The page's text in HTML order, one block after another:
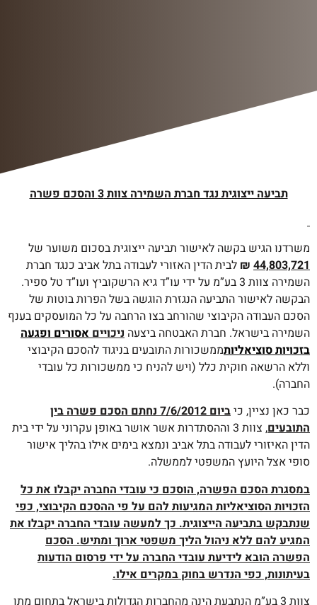
תביעה ייצוגית נגד חברת השמירה צוות 3 והסכם פשרה
משרדנו הגיש בקשה לאישור תביעה ייצוגית בסכום משוער של
44,803,721
₪ לבית הדין האזורי לעבודה בתל אביב כנגד חברת
השמירה צוות 3 בע”מ על ידי עו”ד גיא הרשקוביץ ועו”ד טל ספיר.
הבקשה לאישור התביעה הנגזרת הוגשה בשל הפרות בוטות של
הסכם העבודה הקיבוצי שהורחב בצו הרחבה על כל המועסקים בענף
השמירה בישראל. חברת האבטחה ביצעה ניכוייםאסורים ופגעה
בזכויות סוציאליותממשכורות התובעים בניגוד להסכם הקיבוצי
וללא הרשאה חוקית כלל (ויש להניח כי ממשכורות כל עובדי
החברה).
כבר כאן נציין, כי
ביום 7/6/2012 נחתם הסכם פשרה בין
התובעים
, צוות 3 וההסתדרות אשר אושר באופן עקרוני על ידי בית
הדין האיזורי לעבודה בתל אביב ונמצא בימים אילו בהליך אישור
סופי אצל היועץ המשפטי לממשלה.
במסגרת הסכם הפשרה, הוסכם כי עובדי החברה יקבלו את כל
הזכויות הסוציאליות המגיעות להם על פי ההסכם הקיבוצי, כפי
שנתבקש בתביעה הייצוגית. כך למעשה עובדי החברה יקבלו את
המגיע להם ללא ניהול הליך משפטי ארוך ומתיש. הסכם
הפשרה הובא לידיעת עובדי החברה על ידי פרסום הודעות
בעיתונות, כפי הנדרש בחוק במקרים אילו.
צוות 3 בע”מ הנתבעת הינה מהחברות הגדולות בישראל בתחום מתן